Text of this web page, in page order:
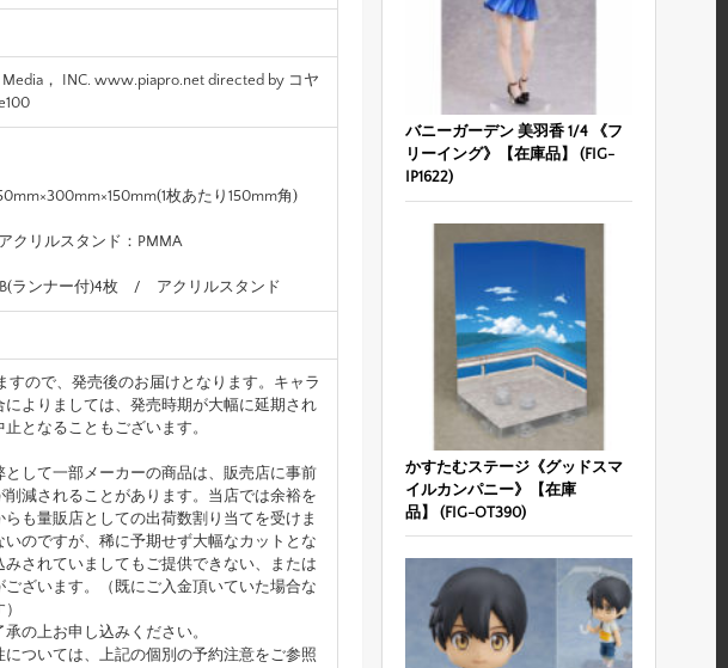
， INC. www.piapro.net directed by コヤ
枚あたり150mm角)
クリルスタンド：PMMA
ランナー付)4枚 / アクリルスタンド
すので、発売後のお届けとなります。キャラ
よりましては、発売時期が大幅に延期され
となることもございます。
して一部メーカーの商品は、販売店に事前
減されることがあります。当店では余裕を
も量販店としての出荷数割り当てを受けま
のですが、稀に予期せず大幅なカットとな
されていましてもご提供できない、または
ざいます。（既にご入金頂いていた場合な
の上お申し込みください。
ついては、上記の個別の予約注意をご参照
バニーガーデン 美羽香 1/4 《フ
リーイング》【在庫品】 (FIG-
IP1622)
かすたむステージ《グッドスマ
イルカンパニー》【在庫
品】 (FIG-OT390)